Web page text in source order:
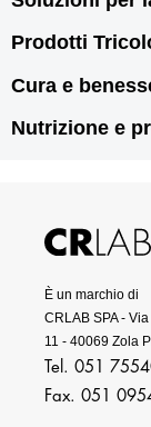
Infoltimento capelli
Prodotti
Prodotti tricologici
Cura e
Prodotti per
Nutrizione e
Prodotti
È un marchio di
CRLAB SPA -
11 - 40069 Zola
Tel. 051
Fax. 051